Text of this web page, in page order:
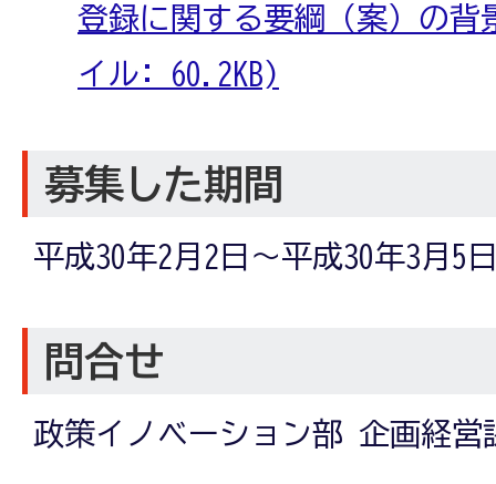
登録に関する要綱（案）の背
イル: 60.2KB)
募集した期間
平成30年2月2日～平成30年3月5
問合せ
政策イノベーション部 企画経営